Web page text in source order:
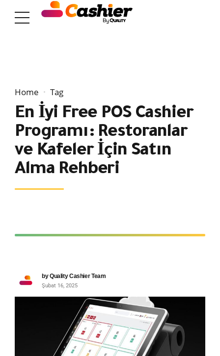
Home Tag
En İyi Free POS Cashier
Programı: Restoranlar
ve Kafeler İçin Satın
Alma Rehberi
by Quality Cashier Team
Şubat 16, 2025